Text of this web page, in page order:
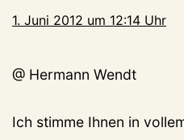
1. Juni 2012 um 12:14 Uhr
@ Hermann Wendt
Ich stimme Ihnen in